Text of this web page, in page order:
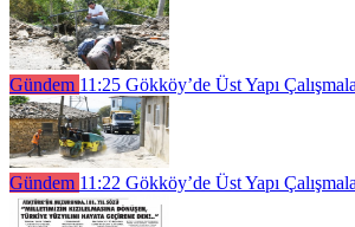
Gündem 11:25 Gökköy’de Üst Yapı
Gündem 11:22 Gökköy’de Üst Yapı